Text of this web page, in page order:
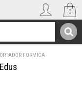
0
FORMICA